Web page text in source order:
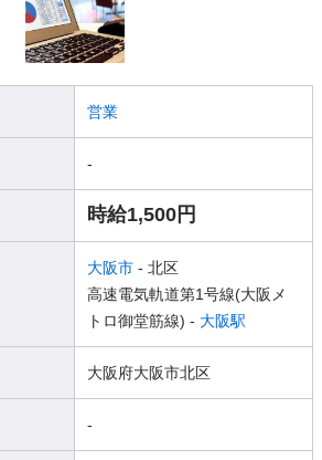
営業
-
時給1,500円
大阪市 - 北区
高速電気軌道第1号線(大阪メ
トロ御堂筋線) - 大阪駅
大阪府大阪市北区
-